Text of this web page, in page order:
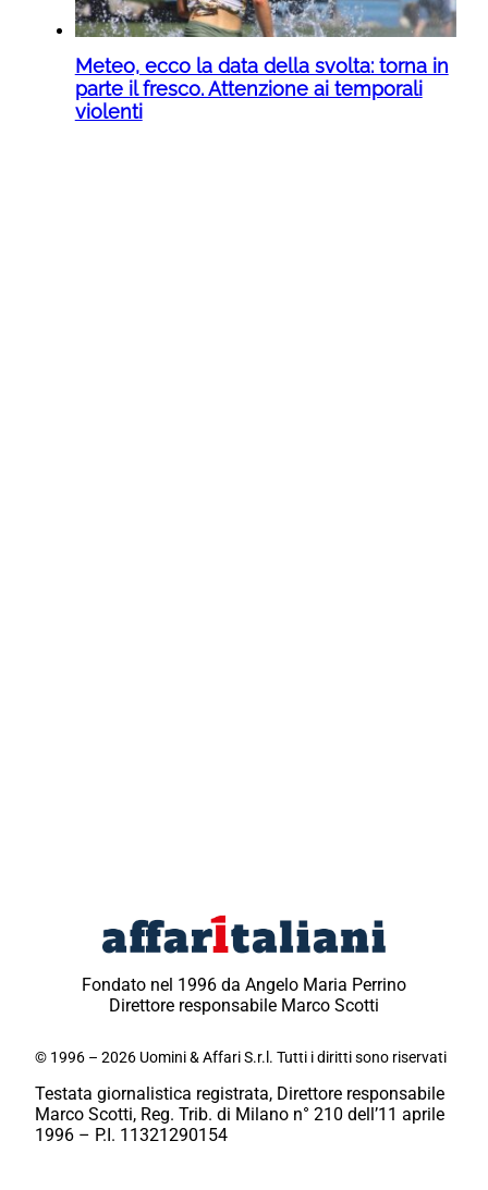
Meteo, ecco la data della svolta: torna in
parte il fresco. Attenzione ai temporali
violenti
Fondato nel 1996 da Angelo Maria Perrino
Direttore responsabile Marco Scotti
© 1996 – 2026 Uomini & Affari S.r.l. Tutti i diritti sono riservati
Testata giornalistica registrata, Direttore responsabile
Marco Scotti, Reg. Trib. di Milano n° 210 dell’11 aprile
1996 – P.I. 11321290154